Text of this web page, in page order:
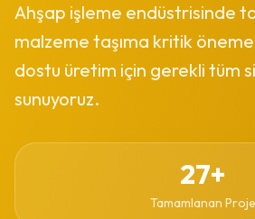
Ahşap işleme endüstrisinde
malzeme taşıma kritik
dostu üretim için gerekli tüm
sunuyoruz.
27+
Tamamlanan Proje